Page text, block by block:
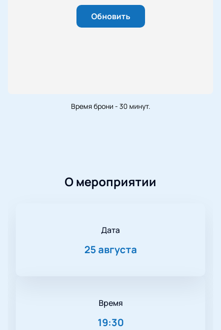
Обновить
Время брони - 30 минут.
О мероприятии
Дата
25 августа
Время
19:30